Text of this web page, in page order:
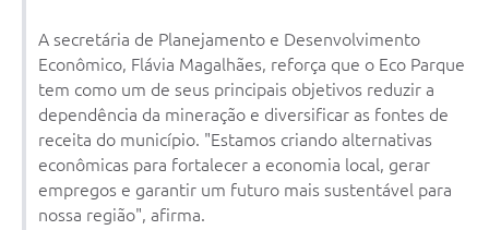
Contas Públicas
Links
Serviços Online
Telefones Úteis
A secretária de Planejamento e Desenvolvimento
Econômico, Flávia Magalhães, reforça que o Eco Parque
tem como um de seus principais objetivos reduzir a
dependência da mineração e diversificar as fontes de
receita do município. "Estamos criando alternativas
econômicas para fortalecer a economia local, gerar
empregos e garantir um futuro mais sustentável para
nossa região", afirma.